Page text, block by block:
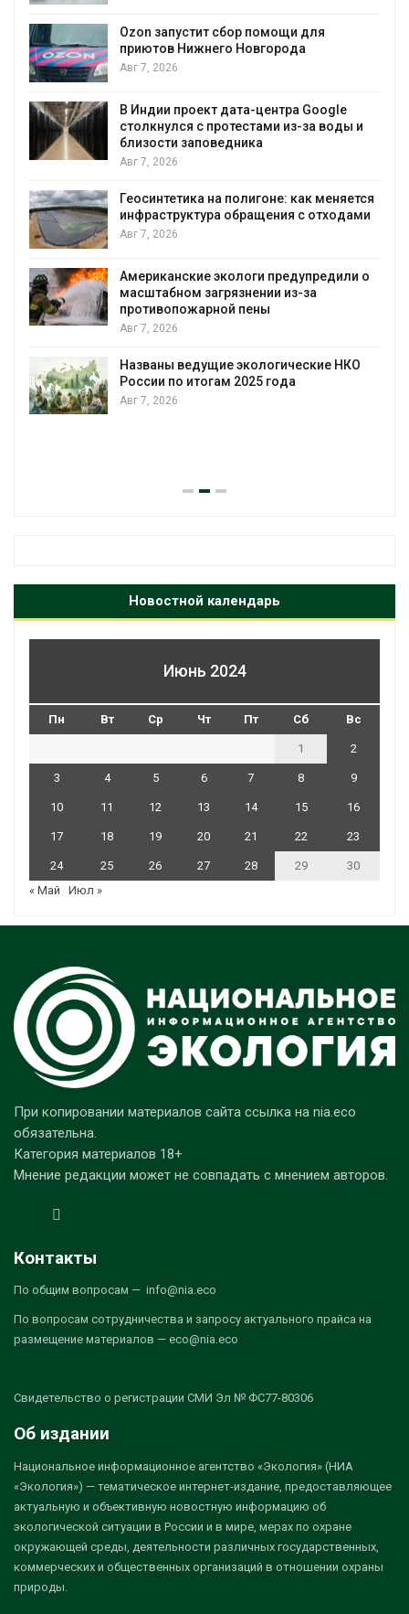
Ozon запустит сбор помощи для
приютов Нижнего Новгорода
Авг 7, 2026
В Индии проект дата-центра Google
столкнулся с протестами из-за воды и
близости заповедника
Авг 7, 2026
Геосинтетика на полигоне: как меняется
инфраструктура обращения с отходами
Авг 7, 2026
Американские экологи предупредили о
масштабном загрязнении из-за
противопожарной пены
Авг 7, 2026
Названы ведущие экологические НКО
России по итогам 2025 года
Авг 7, 2026
Новостной календарь
Июнь 2024
Пн Вт Ср Чт Пт Сб Вс
1 2
3 4 5 6 7 8 9
10 11 12 13 14 15 16
17 18 19 20 21 22 23
24 25 26 27 28 29
30
« Май
Июл »
При копировании материалов сайта ссылка на nia.eco
обязательна.
Категория материалов 18+
Мнение редакции может не совпадать с мнением авторов.
Контакты
По общим вопросам — info@nia.eco
По вопросам сотрудничества и запросу актуального прайса на
размещение материалов — eco@nia.eco
Свидетельство о регистрации СМИ Эл № ФС77-80306
Об издании
Национальное информационное агентство «Экология» (НИА
«Экология») — тематическое интернет-издание, предоставляющее
актуальную и объективную новостную информацию об
экологической ситуации в России и в мире, мерах по охране
окружающей среды, деятельности различных государственных,
коммерческих и общественных организаций в отношении охраны
природы.